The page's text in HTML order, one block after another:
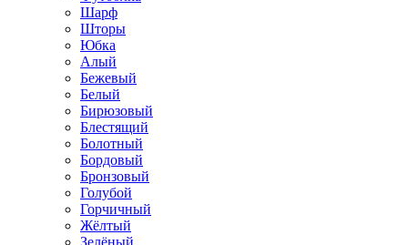
Шарф
Шторы
Юбка
Алый
Бежевый
Белый
Бирюзовый
Блестящий
Болотный
Бордовый
Бронзовый
Голубой
Горчичный
Жёлтый
Зелёный